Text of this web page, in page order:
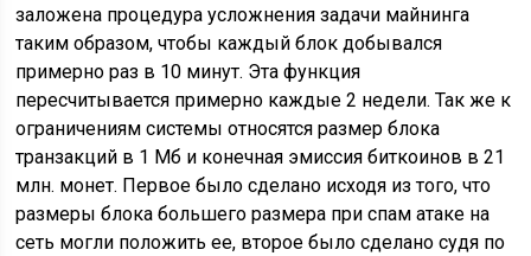
заложена процедура усложнения задачи майнинга
таким образом, чтобы каждый блок добывался
примерно раз в 10 минут. Эта функция
пересчитывается примерно каждые 2 недели. Так же к
ограничениям системы относятся размер блока
транзакций в 1 Мб и конечная эмиссия биткоинов в 21
млн. монет. Первое было сделано исходя из того, что
размеры блока большего размера при спам атаке на
сеть могли положить ее, второе было сделано судя по